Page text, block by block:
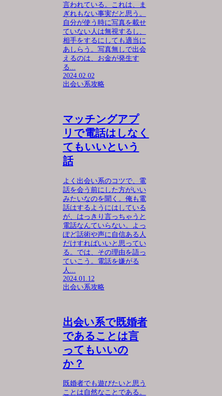
言われている。これは、ま
ぎれもない事実だと思う。
自分が使う時に写真を載せ
ていない人は無視するし、
相手をするにしても適当に
あしらう。写真無しで出会
えるのは、お金が発生す
る...
2024.02.02
出会い系攻略
マッチングアプ
リで電話はしなく
てもいいという
話
よく出会い系のコツで、電
話を会う前にした方がいい
みたいなのを聞く。俺も電
話はするようにはしている
が、はっきり言っちゃうと
電話なんていらない。よっ
ぽど話術や声に自信ある人
だけすればいいと思ってい
る。では、その理由を語っ
ていこう。電話を嫌がる
人...
2024.01.12
出会い系攻略
出会い系で既婚者
であることは言
ってもいいの
か？
既婚者でも遊びたいと思う
ことは自然なことである。